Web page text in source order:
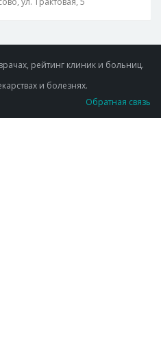
рейтинг клиник и больниц.
и болезнях.
Обратная связь